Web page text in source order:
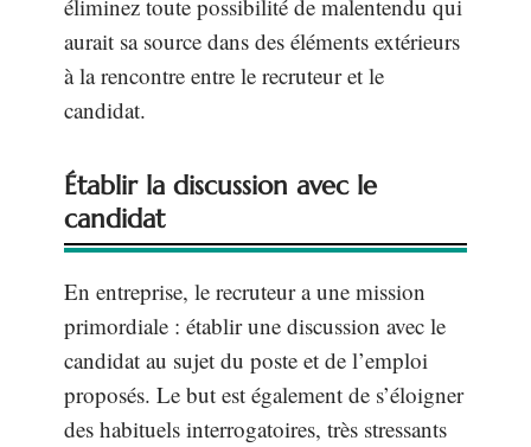
éliminez toute possibilité de malentendu qui
aurait sa source dans des éléments extérieurs
à la rencontre entre le recruteur et le
candidat.
Établir la discussion avec le
candidat
En entreprise, le recruteur a une mission
primordiale : établir une discussion avec le
candidat au sujet du poste et de l’emploi
proposés. Le but est également de s’éloigner
des habituels interrogatoires, très stressants